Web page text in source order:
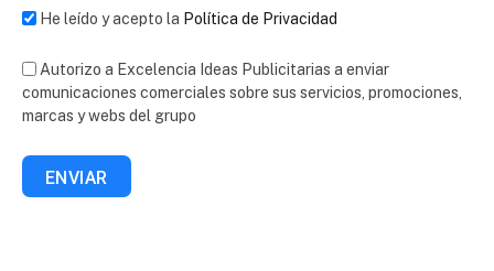
He leído y acepto la Política de Privacidad
Autorizo a Excelencia Ideas Publicitarias a enviar
comunicaciones comerciales sobre sus servicios, promociones,
marcas y webs del grupo
ENVIAR